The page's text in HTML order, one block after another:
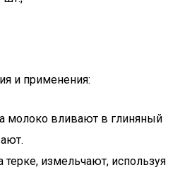
и применения:
молоко вливают в глиняный
терке, измельчают, используя